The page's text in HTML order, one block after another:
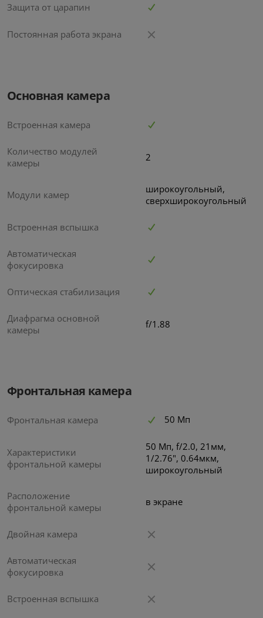
Защита от царапин
Постоянная работа экрана
Основная камера
Встроенная камера
Количество модулей
камеры
2
Модули камер
широкоугольный,
сверхширокоугольный
Встроенная вспышка
Автоматическая
фокусировка
Оптическая стабилизация
Диафрагма основной
камеры
f/1.88
Фронтальная камера
Фронтальная камера 50 Мп
Характеристики
фронтальной камеры
50 Мп, f/2.0, 21мм,
1/2.76", 0.64мкм,
широкоугольный
Расположение
фронтальной камеры
в экране
Двойная камера
Автоматическая
фокусировка
Встроенная вспышка